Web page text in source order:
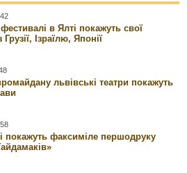
в Ялті покажуть свої
Ізраїлю, Японії
львівські театри покажуть
покажуть факсиміле першодруку